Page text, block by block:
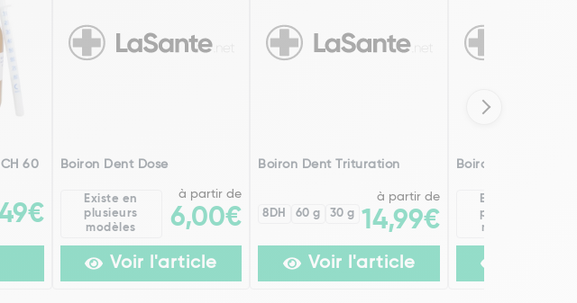
60
Boiron Dent Dose
Existe en
plusieurs
modèles
à partir de
6,00€
Voir l'article
Boiron Dent Trituration
8DH 60 g 30 g
à partir de
14,99€
Voir l'article
Boiron Dent
Existe en
plusieurs
modèles